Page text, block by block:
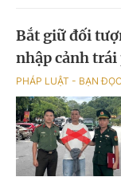
Bắt giữ đối
nhập cảnh
PHÁP LUẬT - BẠN ĐỌC